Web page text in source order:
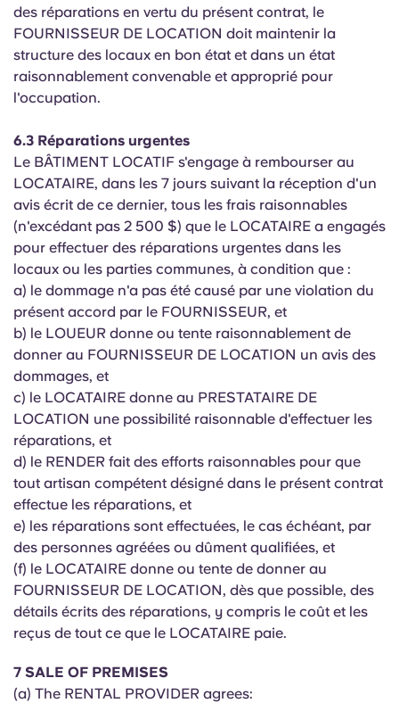
des réparations en vertu du présent contrat, le
FOURNISSEUR DE LOCATION doit maintenir la
structure des locaux en bon état et dans un état
raisonnablement convenable et approprié pour
l'occupation.
6.3 Réparations urgentes
Le BÂTIMENT LOCATIF s'engage à rembourser au
LOCATAIRE, dans les 7 jours suivant la réception d'un
avis écrit de ce dernier, tous les frais raisonnables
(n'excédant pas 2 500 $) que le LOCATAIRE a engagés
pour effectuer des réparations urgentes dans les
locaux ou les parties communes, à condition que :
a) le dommage n'a pas été causé par une violation du
présent accord par le FOURNISSEUR, et
b) le LOUEUR donne ou tente raisonnablement de
donner au FOURNISSEUR DE LOCATION un avis des
dommages, et
c) le LOCATAIRE donne au PRESTATAIRE DE
LOCATION une possibilité raisonnable d'effectuer les
réparations, et
d) le RENDER fait des efforts raisonnables pour que
tout artisan compétent désigné dans le présent contrat
effectue les réparations, et
e) les réparations sont effectuées, le cas échéant, par
des personnes agréées ou dûment qualifiées, et
(f) le LOCATAIRE donne ou tente de donner au
FOURNISSEUR DE LOCATION, dès que possible, des
détails écrits des réparations, y compris le coût et les
reçus de tout ce que le LOCATAIRE paie.
7 SALE OF PREMISES
(a) The RENTAL PROVIDER agrees: